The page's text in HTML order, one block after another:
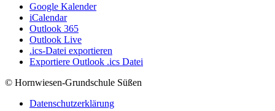
Google Kalender
iCalendar
Outlook 365
Outlook Live
.ics-Datei exportieren
Exportiere Outlook .ics Datei
© Hornwiesen-Grundschule Süßen
Datenschutzerklärung